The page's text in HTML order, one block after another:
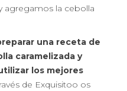
agregamos la cebolla
una receta de
caramelizada y
los mejores
de Exquisitoo os